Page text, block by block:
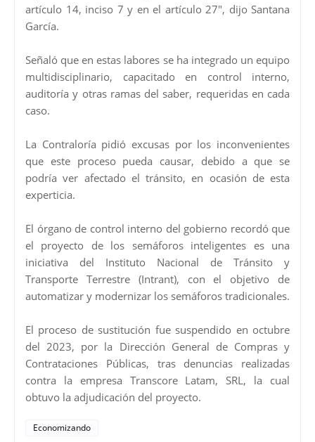
artículo 14, inciso 7 y en el artículo 27", dijo Santana
García.
Señaló que en estas labores se ha integrado un equipo
multidisciplinario, capacitado en control interno,
auditoría y otras ramas del saber, requeridas en cada
caso.
La Contraloría pidió excusas por los inconvenientes
que este proceso pueda causar, debido a que se
podría ver afectado el tránsito, en ocasión de esta
experticia.
El órgano de control interno del gobierno recordó que
el proyecto de los semáforos inteligentes es una
iniciativa del Instituto Nacional de Tránsito y
Transporte Terrestre (Intrant), con el objetivo de
automatizar y modernizar los semáforos tradicionales.
El proceso de sustitución fue suspendido en octubre
del 2023, por la Dirección General de Compras y
Contrataciones Públicas, tras denuncias realizadas
contra la empresa Transcore Latam, SRL, la cual
obtuvo la adjudicación del proyecto.
Economizando